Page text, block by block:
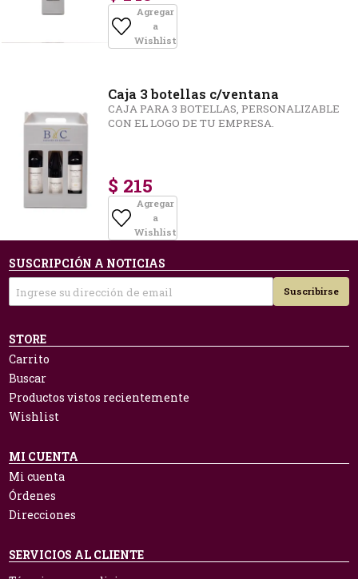
Agregar
a
Wishlist
Caja 3 botellas c/ventana
CAJA PARA 3 BOTELLAS, PERSONALIZABLE
CON EL LOGO DE TU EMPRESA.
$ 215
Agregar
a
Wishlist
SUSCRIPCIÓN A NOTICIAS
Suscribirse
STORE
Carrito
Buscar
Productos vistos recientemente
Wishlist
MI CUENTA
Mi cuenta
Órdenes
Direcciones
SERVICIOS AL CLIENTE